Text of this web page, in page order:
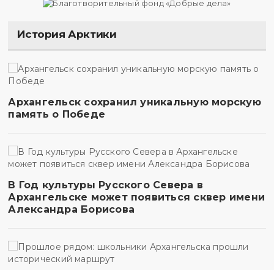
История Арктики
Архангельск сохранил уникальную морскую
память о Победе
В Год культуры Русского Севера в
Архангельске может появиться сквер имени
Александра Борисова